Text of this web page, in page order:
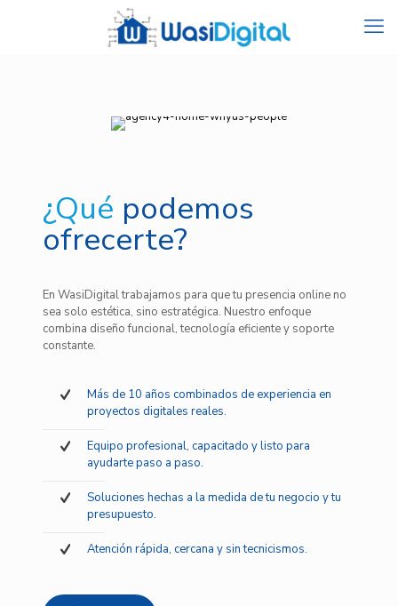
¿Qué podemos
ofrecerte?
En WasiDigital trabajamos para que tu presencia online no
sea solo estética, sino estratégica. Nuestro enfoque
combina diseño funcional, tecnología eficiente y soporte
constante.
Más de 10 años combinados de experiencia en
proyectos digitales reales.
Equipo profesional, capacitado y listo para
ayudarte paso a paso.
Soluciones hechas a la medida de tu negocio y tu
presupuesto.
Atención rápida, cercana y sin tecnicismos.